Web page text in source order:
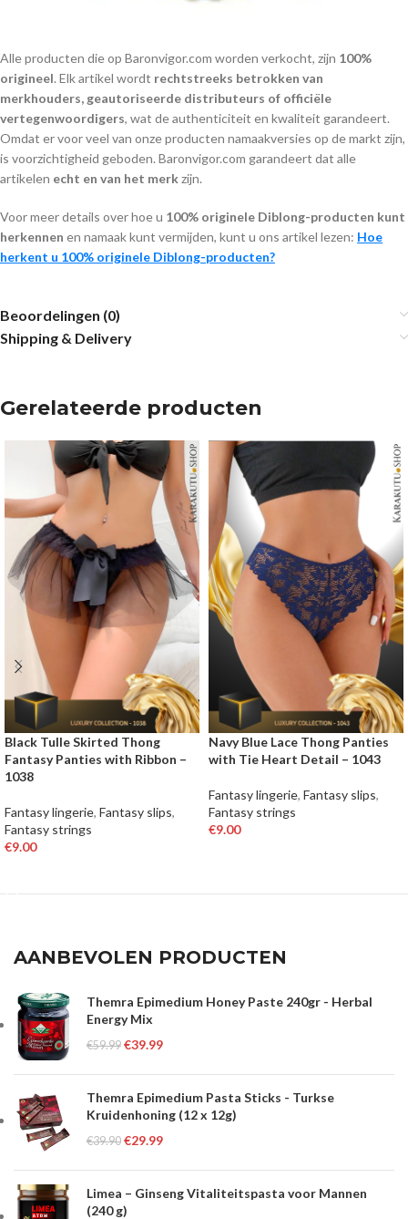
Alle producten die op Baronvigor.com worden verkocht, zijn 100%
origineel. Elk artikel wordt rechtstreeks betrokken van
merkhouders, geautoriseerde distributeurs of officiële
vertegenwoordigers, wat de authenticiteit en kwaliteit garandeert.
Omdat er voor veel van onze producten namaakversies op de markt zijn,
is voorzichtigheid geboden. Baronvigor.com garandeert dat alle
artikelen echt en van het merkzijn.
Voor meer details over hoe u 100% originele Diblong-producten kunt
herkennen en namaak kunt vermijden, kunt u ons artikel lezen: Hoe
herkent u 100% originele Diblong-producten?
Beoordelingen (0)
Shipping & Delivery
Gerelateerde producten
Black Tulle Skirted Thong
Fantasy Panties with Ribbon –
1038
Fantasy lingerie, Fantasy slips,
Fantasy strings
€9.00
Navy Blue Lace Thong Panties
with Tie Heart Detail – 1043
Fantasy lingerie, Fantasy slips,
Fantasy strings
€9.00
AANBEVOLEN PRODUCTEN
Themra Epimedium Honey Paste 240gr - Herbal
Energy Mix
€59.99 €39.99
Themra Epimedium Pasta Sticks - Turkse
Kruidenhoning (12 x 12g)
€39.90 €29.99
Limea – Ginseng Vitaliteitspasta voor Mannen
(240 g)